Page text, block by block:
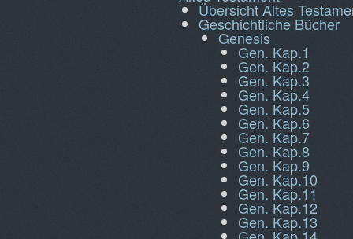
Übersicht Altes
Geschichtliche Bücher
Genesis
Gen. Kap.1
Gen. Kap.2
Gen. Kap.3
Gen. Kap.4
Gen. Kap.5
Gen. Kap.6
Gen. Kap.7
Gen. Kap.8
Gen. Kap.9
Gen. Kap.10
Gen. Kap.11
Gen. Kap.12
Gen. Kap.13